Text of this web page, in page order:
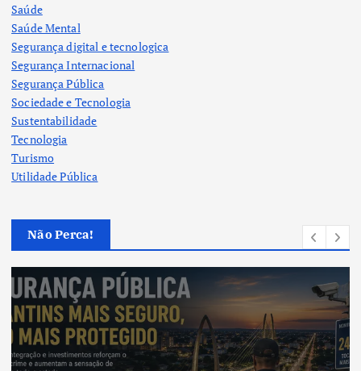
Saúde
Saúde Mental
Segurança digital e tecnologica
Segurança Internacional
Segurança Pública
Sociedade e Tecnologia
Sustentabilidade
Tecnologia
Turismo
Utilidade Pública
Não Perca!